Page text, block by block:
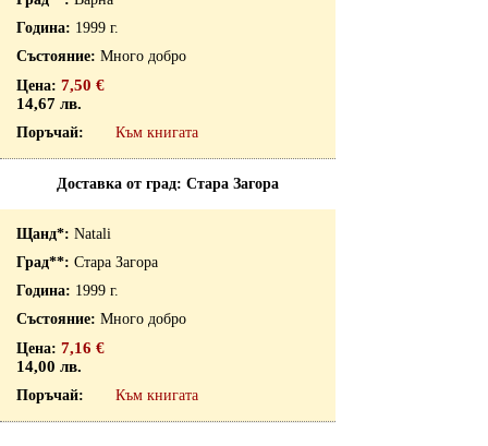
1999 г.
Много добро
7,50 €
14,67 лв.
Към книгата
Доставка от град: Стара Загора
Natali
Стара Загора
1999 г.
Много добро
7,16 €
14,00 лв.
Към книгата